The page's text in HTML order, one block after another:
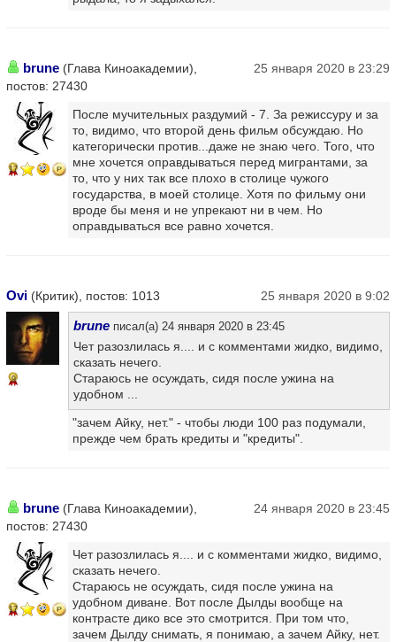
brune (Глава Киноакадемии),
постов: 27430
25 января 2020 в 23:29
17
После мучительных раздумий - 7. За режиссуру и за
то, видимо, что второй день фильм обсуждаю. Но
категорически против...даже не знаю чего. Того, что
мне хочется оправдываться перед мигрантами, за
то, что у них так все плохо в столице чужого
государства, в моей столице. Хотя по фильму они
вроде бы меня и не упрекают ни в чем. Но
оправдываться все равно хочется.
Ovi (Критик), постов: 1013 25 января 2020 в 9:02
9
brune писал(а) 24 января 2020 в 23:45
Чет разозлилась я.... и с комментами жидко, видимо,
сказать нечего.
Стараюсь не осуждать, сидя после ужина на
удобном ...
"зачем Айку, нет." - чтобы люди 100 раз подумали,
прежде чем брать кредиты и "кредиты".
brune (Глава Киноакадемии),
постов: 27430
24 января 2020 в 23:45
17
Чет разозлилась я.... и с комментами жидко, видимо,
сказать нечего.
Стараюсь не осуждать, сидя после ужина на
удобном диване. Вот после Дылды вообще на
контрасте дико все это смотрится. При том что,
зачем Дылду снимать, я понимаю, а зачем Айку, нет.